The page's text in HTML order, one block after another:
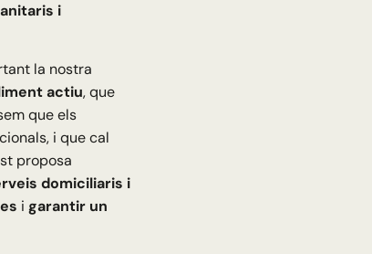
i
la nostra
actiu, que
que els
i que cal
proposa
domiciliaris i
i garantir un